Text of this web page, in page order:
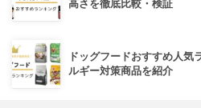
高さを徹底比較・検証
ドッグフードおすすめ人気
ルギー対策商品を紹介